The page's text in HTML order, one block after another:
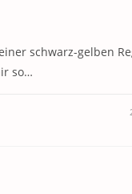
schwarz-gelben
so…